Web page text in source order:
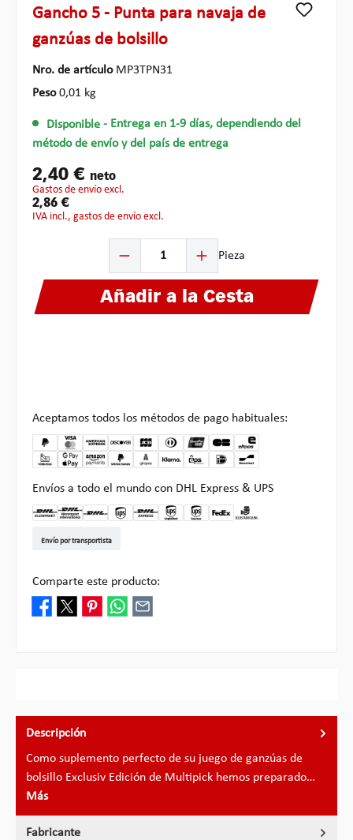
Gancho 5 - Punta para navaja de
ganzúas de bolsillo
Nro. de artículo MP3TPN31
Peso0,01 kg
Disponible - Entrega en 1-9 días, dependiendo del
método de envío y del país de entrega
2,40 € neto
gastos de envío excl.
2,86 €
IVA incl., gastos de envío excl.
Pieza
Añadir a la Cesta
Aceptamos todos los métodos de pago habituales:
Envíos a todo el mundo con DHL Express & UPS
Envío por transportista
Comparte este producto:
Descripción
Como suplemento perfecto de su juego de ganzúas de
bolsillo Exclusiv Edición de Multipick hemos preparado…
Más
Fabricante